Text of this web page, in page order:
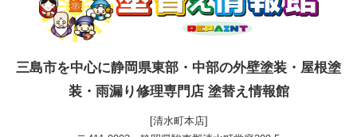
三島市を中心に静岡県東部・中部の外壁塗装・屋根塗
装・雨漏り修理専門店 塗替え情報館
[清水町本店]